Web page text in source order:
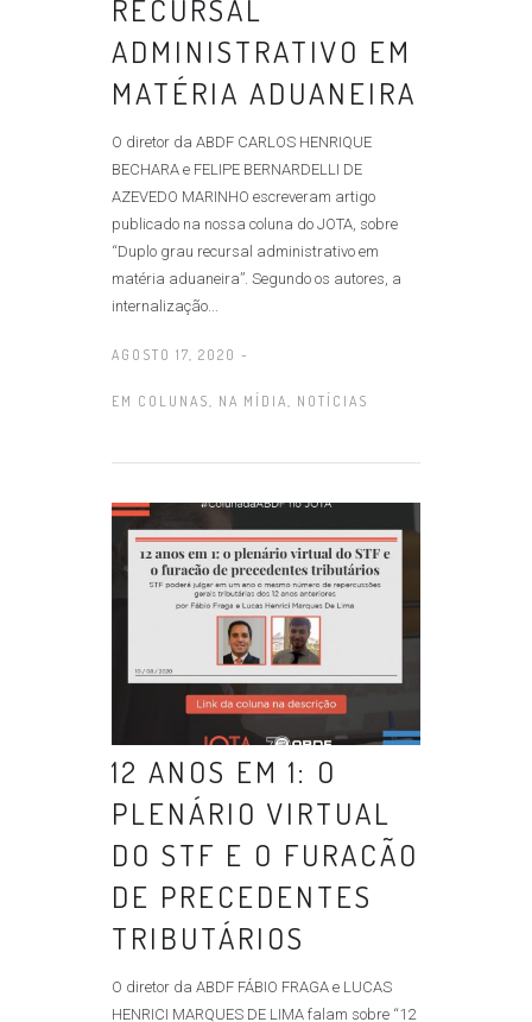
RECURSAL
ADMINISTRATIVO EM
MATÉRIA ADUANEIRA
O diretor da ABDF CARLOS HENRIQUE
BECHARA e FELIPE BERNARDELLI DE
AZEVEDO MARINHO escreveram artigo
publicado na nossa coluna do JOTA, sobre
“Duplo grau recursal administrativo em
matéria aduaneira”. Segundo os autores, a
internalização...
AGOSTO 17, 2020 -
EM COLUNAS NA MÍDIA NOTÍCIAS
12 ANOS EM 1: O
PLENÁRIO VIRTUAL
DO STF E O FURACÃO
DE PRECEDENTES
TRIBUTÁRIOS
O diretor da ABDF FÁBIO FRAGA e LUCAS
HENRICI MARQUES DE LIMA falam sobre “12